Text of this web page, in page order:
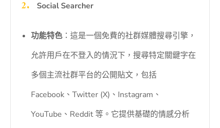
Social Searcher
功能特色 ：這是一個免費的社群媒體搜尋引擎，
允許用戶在不登入的情況下，搜尋特定關鍵字在
多個主流社群平台的公開貼文，包括
Facebook、Twitter (X)、Instagram、
YouTube、Reddit 等。它提供基礎的情感分析